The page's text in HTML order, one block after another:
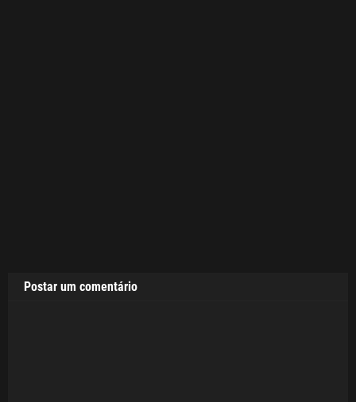
Postar um comentário